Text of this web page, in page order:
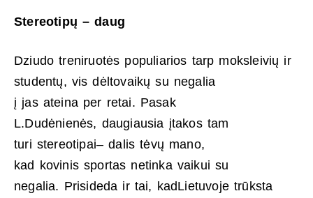
Stereotipų – daug
Dziudo treniruotės populiarios tarp moksleivių ir
studentų, vis dėltovaikų su negalia
į jas ateina per retai. Pasak
L.Dudėnienės, daugiausia įtakos tam
turi stereotipai– dalis tėvų mano,
kad kovinis sportas netinka vaikui su
negalia. Prisideda ir tai, kadLietuvoje trūksta